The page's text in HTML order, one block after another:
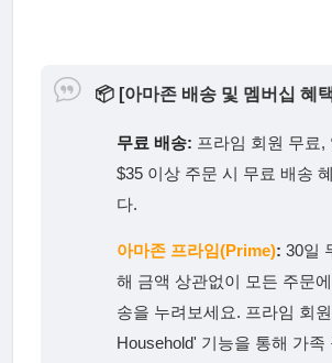
📦 [아마존 배송 및 멤버십 혜
무료 배송: 프라임 회원 무료,
$35 이상 주문 시 무료 배송
다.
아마존 프라임(Prime): 30일
해 금액 상관없이 모든 주문
송을 누려보세요. 프라임 회
Household' 기능을 통해 가족